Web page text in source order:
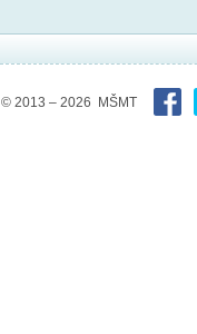
© 2013 – 2026 MŠMT